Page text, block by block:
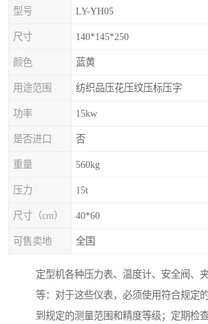
型号 LY-YH05
尺寸 140*145*250
颜色 蓝黄
用途范围 纺织品压花压纹压标压字
功率 15kw
是否进口 否
重量 560kg
压力 15t
尺寸（cm） 40*60
可售卖地 全国
定型机各种压力表、温度计、安全阀、
等：对于这些仪表，必须使用符合规定
到规定的测量范围和精度等级；定期检